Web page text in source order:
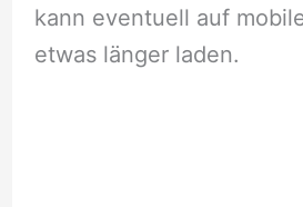
kann eventuell auf
etwas länger laden.